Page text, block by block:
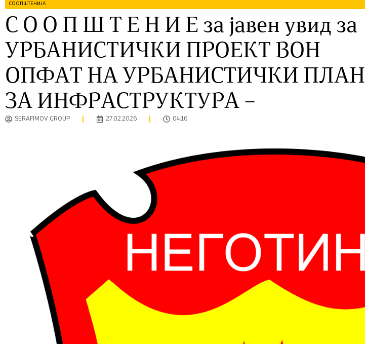
СООПШТЕНИЈА
С О О П Ш Т Е Н И Е за јавен увид за
УРБАНИСТИЧКИ ПРОЕКТ ВОН
ОПФАТ НА УРБАНИСТИЧКИ ПЛАН
ЗА ИНФРАСТРУКТУРА –
SERAFIMOV GROUP 27.02.2026 04:16